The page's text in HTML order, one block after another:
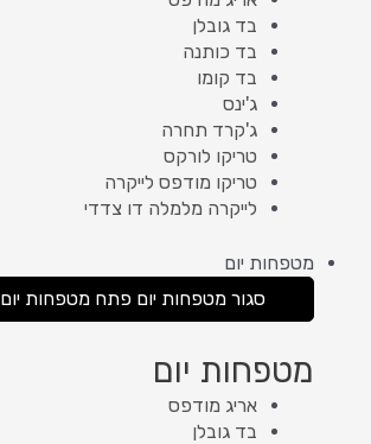
בד גובלן
בד כותנה
בד קומו
ג'ינס
ג'קרד תחרה
טריקו לורקס
טריקו מודפס לייקרה
לייקרה מלמלה דו צדדי
מטפחות יום
סגור מטפחות יום פתח מטפחות יום
מטפחות יום
אריג מודפס
בד גובלן